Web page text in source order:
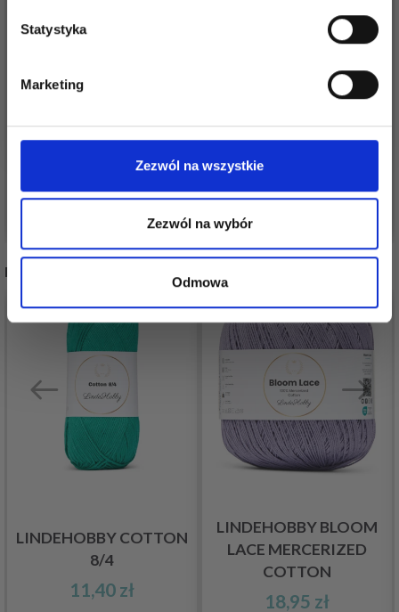
Statystyka
Marketing
Zezwól na wszystkie
Zezwól na wybór
Odmowa
DROPS BRUSHED
12,60 zł
DROPS SNOW UNI
8,35 zł
POLECANE DLA CIEBIE
LINDEHOBBY COTTON
8/4
11,40 zł
LINDEHOBBY BLOOM
LACE MERCERIZED
COTTON
18,95 zł